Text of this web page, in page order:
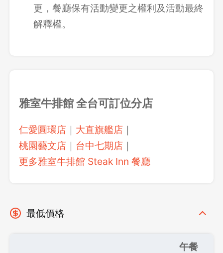
更，餐廳保有活動變更之權利及活動最終
解釋權。
雅室牛排館 全台可訂位分店
仁愛圓環店 ｜ 大直旗艦店 ｜
桃園藝文店 ｜ 台中七期店 ｜
更多雅室牛排館 Steak Inn 餐廳
最低價格
午餐